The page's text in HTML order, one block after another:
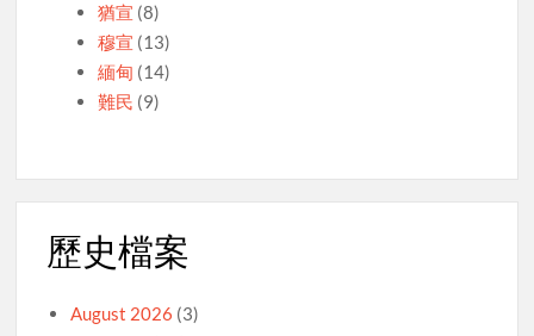
猶宣 (8)
穆宣 (13)
緬甸 (14)
難民 (9)
歷史檔案
August 2026 (3)